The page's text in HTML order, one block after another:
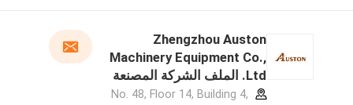
Zhengzhou Auston
Machinery Equipment Co.,
Ltd. الملف الشركة المصنعة
No. 48, Floor 14, Building 4,